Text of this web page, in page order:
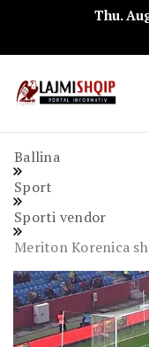
Thu.
Ballina
Sport
Sporti vendor
Meriton Korenica